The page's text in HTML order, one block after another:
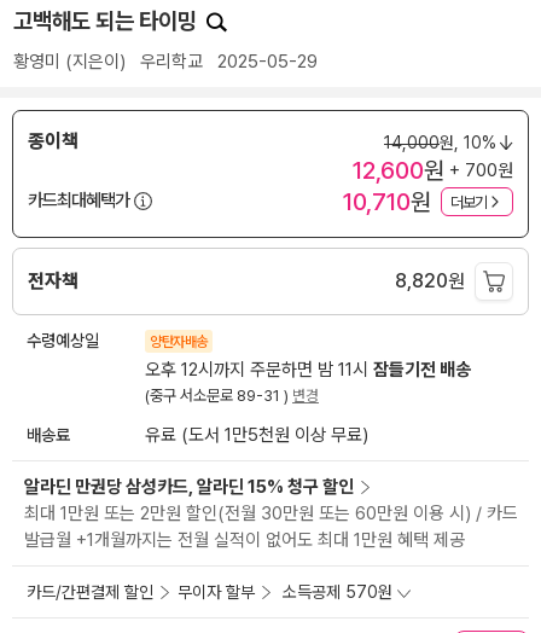
고백해도 되는 타이밍
황영미 (지은이) 우리학교 2025-05-29
종이책 14,000원, 10%
12,600원 + 700원
카드최대혜택가
10,710원 더보기
전자책 8,820원
수령예상일 양탄자배송
오후 12시까지 주문하면 밤 11시 잠들기전 배송
(중구 서소문로 89-31 ) 변경
배송료 유료 (도서 1만5천원 이상 무료)
알라딘 만권당 삼성카드, 알라딘 15% 청구 할인
최대 1만원 또는 2만원 할인(전월 30만원 또는 60만원 이용 시) / 카드
발급월 +1개월까지는 전월 실적이 없어도 최대 1만원 혜택 제공
카드/간편결제 할인 무이자 할부 소득공제 570원